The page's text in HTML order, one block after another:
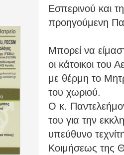
Εσπερινού και
προηγούμενη
Μπορεί να
οι κάτοικοι του
με θέρμη το
του χωριού.
Ο κ.
του για την
υπεύθυνο
Κοιμήσεως της